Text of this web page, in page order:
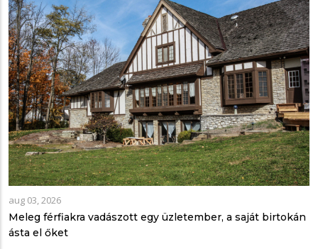
aug 03, 2026
Meleg férfiakra vadászott egy üzletember, a saját birtokán
ásta el őket